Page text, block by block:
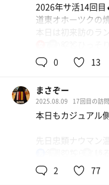
2026年サ活14回目
道東オホーツクの
本日は初来訪のラ
ランプと木の家具
にはさまざまな
りで、内風呂はバ
った。早速身体を
GO！サウナはカジ
コンパクトで4-5
その後も入っていら
0 13
まさぞー
2025.08.09 17回目の訪問
本日もカジュアル
先日忠類ナウマン
の宿森つべつさん
2 77